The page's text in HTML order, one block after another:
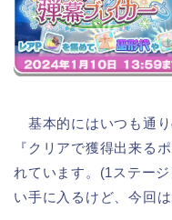
基本的にはいつも通
『クリアで獲得出来る
れています。(1ステー
い手に入るけど、今回